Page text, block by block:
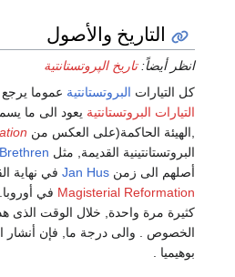
التاريخ والأصول
انظر أيضاً:تاريخ الپروتستانتية
كل التيارات البروتستانتية عموما
التيارات البروتستانتية يعود الى ما
,الهيئة الحاكمة(على العكس من
البروتستانتينية القديمة, مثل
أصلهم الى زمن Jan Hus في نهاية
Magisterial Reformation في
كثيرة مرة واحدة, خلال الوقت الذى
الخصوص . والى درجة ما, فإن أنشار
بوهيميا .